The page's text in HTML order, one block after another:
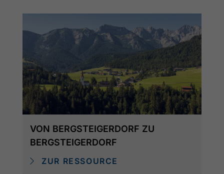
VON BERGSTEIGERDORF ZU
BERGSTEIGERDORF
ZUR RESSOURCE